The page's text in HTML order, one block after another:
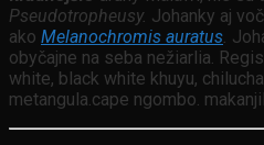
Pseudotropheusy. Johanky aj
ako Melanochromis auratus.
obyčajne na seba nežiarlia.
white, black white khuyu,
metangula.cape ngombo.